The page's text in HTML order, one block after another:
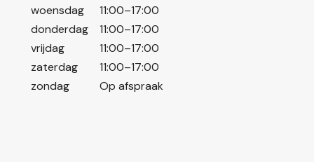
woensdag
11:00–17:00
donderdag
11:00–17:00
vrijdag
11:00–17:00
zaterdag
11:00–17:00
zondag
Op afspraak